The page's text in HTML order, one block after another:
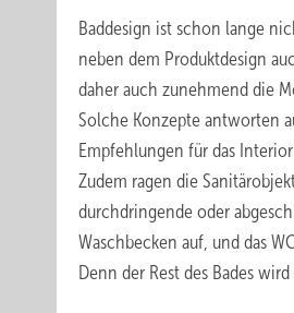
Baddesign ist schon lange
neben dem Produktdesign
daher auch zunehmend die
Solche Konzepte antworten
Empfehlungen für das
Zudem ragen die
durchdringende oder
Waschbecken auf, und das
Denn der Rest des Bades